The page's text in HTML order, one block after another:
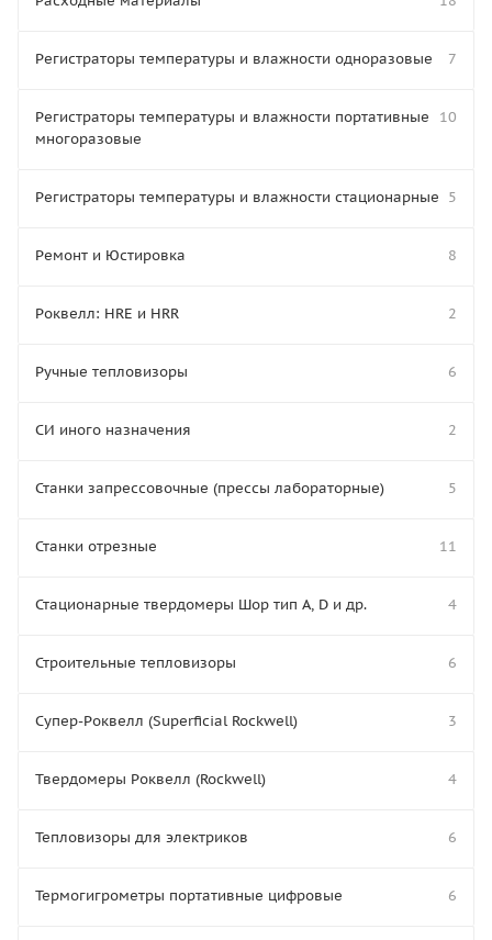
Регистраторы температуры и влажности одноразовые 7
Регистраторы температуры и влажности портативные
многоразовые
10
Регистраторы температуры и влажности стационарные 5
Ремонт и Юстировка 8
Роквелл: HRE и HRR 2
Ручные тепловизоры 6
СИ иного назначения 2
Станки запрессовочные (прессы лабораторные) 5
Станки отрезные 11
Стационарные твердомеры Шор тип А, D и др. 4
Строительные тепловизоры 6
Супер-Роквелл (Superficial Rockwell) 3
Твердомеры Роквелл (Rockwell) 4
Тепловизоры для электриков 6
Термогигрометры портативные цифровые 6